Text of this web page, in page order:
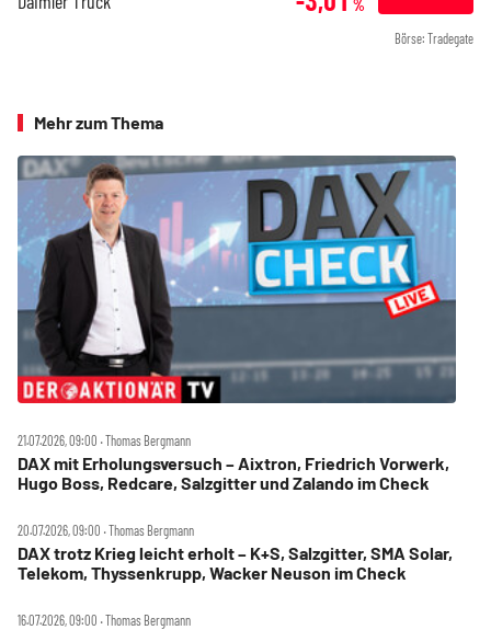
%
Börse: Tradegate
Mehr zum Thema
21.07.2026, 09:00 ‧ Thomas Bergmann
DAX mit Erholungsversuch – Aixtron, Friedrich Vorwerk,
Hugo Boss, Redcare, Salzgitter und Zalando im Check
20.07.2026, 09:00 ‧ Thomas Bergmann
DAX trotz Krieg leicht erholt – K+S, Salzgitter, SMA Solar,
Telekom, Thyssenkrupp, Wacker Neuson im Check
16.07.2026, 09:00 ‧ Thomas Bergmann